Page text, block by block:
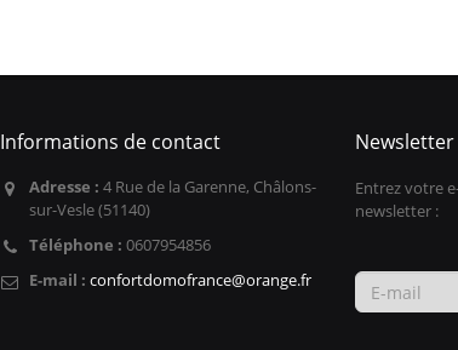
Informations de contact
Adresse : 4 Rue de la Garenne, Châlons-
sur-Vesle (51140)
Téléphone : 0607954856
E-mail : confortdomofrance@orange.fr
Newsletter
Entrez votre
newsletter :